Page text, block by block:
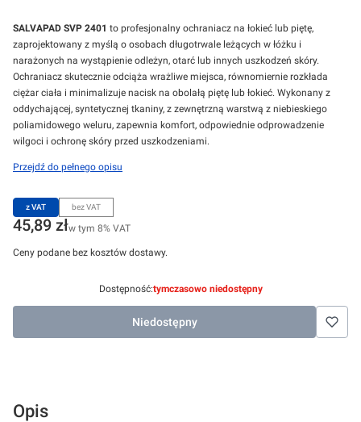
SALVAPAD SVP 2401 to profesjonalny ochraniacz na łokieć lub piętę,
zaprojektowany z myślą o osobach długotrwale leżących w łóżku i
narażonych na wystąpienie odleżyn, otarć lub innych uszkodzeń skóry.
Ochraniacz skutecznie odciąża wrażliwe miejsca, równomiernie rozkłada
ciężar ciała i minimalizuje nacisk na obolałą piętę lub łokieć. Wykonany z
oddychającej, syntetycznej tkaniny, z zewnętrzną warstwą z niebieskiego
poliamidowego weluru, zapewnia komfort, odpowiednie odprowadzenie
wilgoci i ochronę skóry przed uszkodzeniami.
Przejdź do pełnego opisu
z VAT bez VAT
Cena
45,89 złw tym 8% VAT
w tym 8% VAT
Ceny podane bez kosztów dostawy.
Dostępność:tymczasowo niedostępny
Niedostępny
Opis